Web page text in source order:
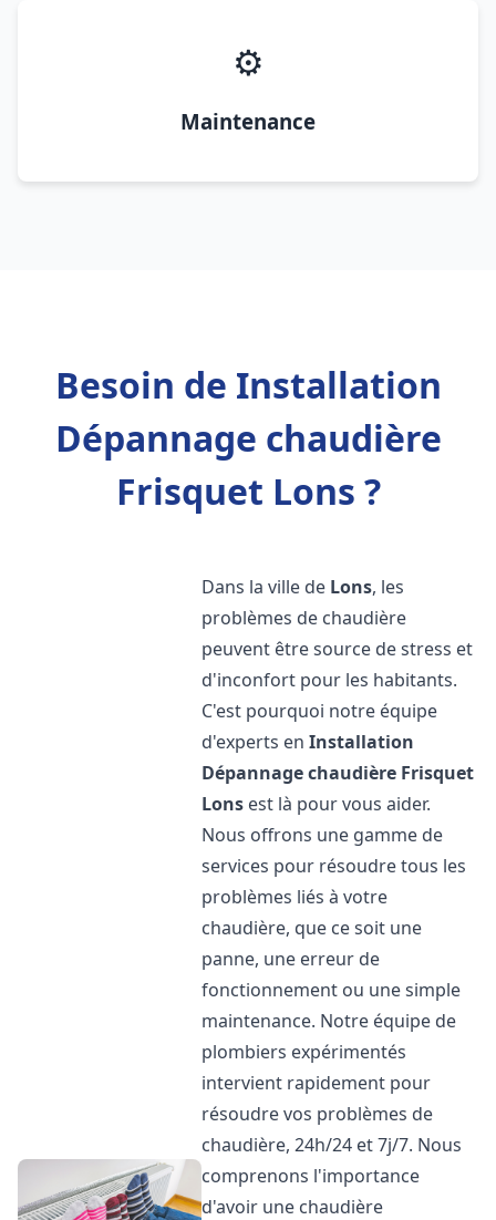
⚙️
Maintenance
Besoin de Installation
Dépannage chaudière
Frisquet Lons ?
Dans la ville de Lons, les
problèmes de chaudière
peuvent être source de stress et
d'inconfort pour les habitants.
C'est pourquoi notre équipe
d'experts enInstallation
Dépannage chaudière Frisquet
Lons est là pour vous aider.
Nous offrons une gamme de
services pour résoudre tous les
problèmes liés à votre
chaudière, que ce soit une
panne, une erreur de
fonctionnement ou une simple
maintenance. Notre équipe de
plombiers expérimentés
intervient rapidement pour
résoudre vos problèmes de
chaudière, 24h/24 et 7j/7. Nous
comprenons l'importance
d'avoir une chaudière